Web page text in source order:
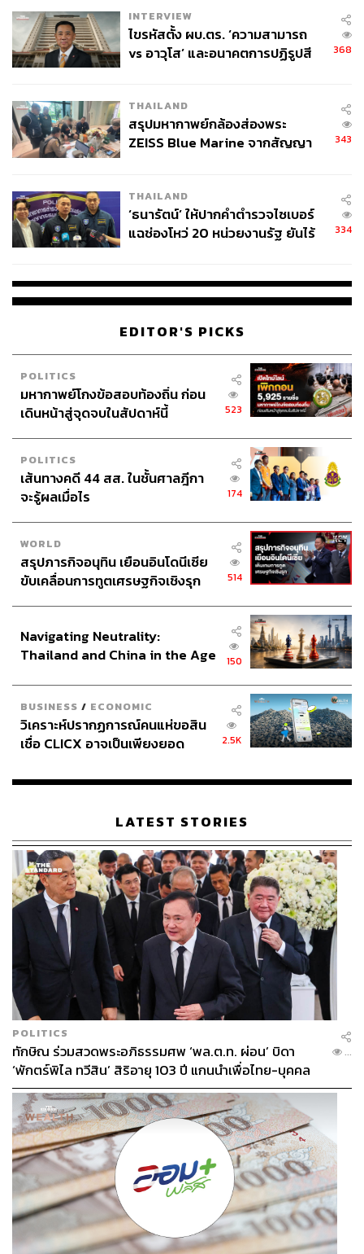
INTERVIEW
ไขรหัสตั้ง ผบ.ตร. ‘ความสามารถ
vs อาวุโส’ และอนาคตการปฏิรูปสี
368
THAILAND
สรุปมหากาพย์กล้องส่องพระ
ZEISS Blue Marine จากสัญญา
จ่ายหนี้-แอบระบุแบรนด์
343
THAILAND
‘ธนารัตน์’ ให้ปากคำตำรวจไซเบอร์
แฉช่องโหว่ 20 หน่วยงานรัฐ ยันไร้
334
EDITOR'S PICKS
POLITICS
มหากาพย์โกงข้อสอบท้องถิ่น ก่อน
เดินหน้าสู่จุดจบในสัปดาห์นี้
523
POLITICS
เส้นทางคดี 44 สส. ในชั้นศาลฎีกา
จะรู้ผลเมื่อไร
174
WORLD
สรุปภารกิจอนุทิน เยือนอินโดนีเซีย
ขับเคลื่อนการทูตเศรษฐกิจเชิงรุก
514
Navigating Neutrality:
Thailand and China in the Age
150
BUSINESS / ECONOMIC
วิเคราะห์ปรากฏการณ์คนแห่ขอสิน
เชื่อ CLICX อาจเป็นเพียงยอด
เรือนไทยที่ถูกซุกไว้
2.5K
LATEST STORIES
POLITICS
ทักษิณ ร่วมสวดพระอภิธรรมศพ ‘พล.ต.ท. ผ่อน’ บิดา
‘พักตร์พิไล ทวีสิน’ สิริอายุ 103 ปี แกนนำเพื่อไทย-บุคคล
หลากวงการร่วมอาลัย
...